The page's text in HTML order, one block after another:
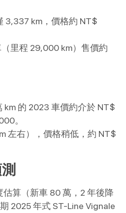
3,337 km，價格約 NT$
里程 29,000 km）售價約
km 的 2023 車價約介於 NT$
。
左右），價格稍低，約 NT$
估算（新車 80 萬，2 年後降
2025 年式 ST-Line Vignale